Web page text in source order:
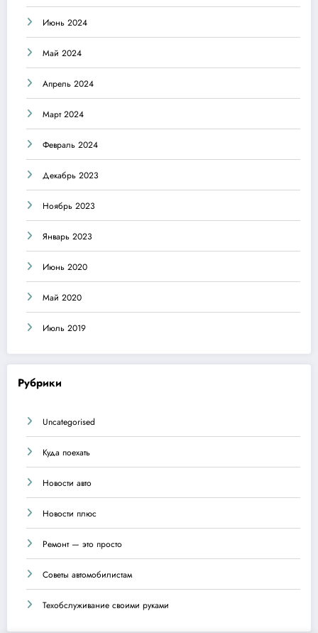
Июнь 2024
Май 2024
Апрель 2024
Март 2024
Февраль 2024
Декабрь 2023
Ноябрь 2023
Январь 2023
Июнь 2020
Май 2020
Июль 2019
Рубрики
Uncategorised
Куда поехать
Новости авто
Новости плюс
Ремонт — это просто
Советы автомобилистам
Техобслуживание своими руками